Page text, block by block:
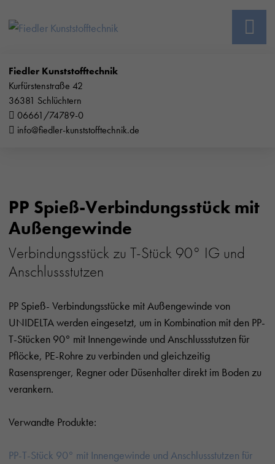
Fiedler Kunststofftechnik
Kurfürstenstraße 42
36381 Schlüchtern
06661/74789-0
info@fiedler-kunststofftechnik.de
PP Spieß-Verbindungsstück mit
Außengewinde
Verbindungsstück zu T-Stück 90° IG und
Anschlussstutzen
PP Spieß- Verbindungsstücke mit Außengewinde von
UNIDELTA werden eingesetzt, um in Kombination mit den PP-
T-Stücken 90° mit Innengewinde und Anschlussstutzen für
Pflöcke, PE-Rohre zu verbinden und gleichzeitig
Rasensprenger, Regner oder Düsenhalter direkt im Boden zu
verankern.
Verwandte Produkte:
PP-T-Stück 90° mit Innengewinde und Anschlussstutzen für